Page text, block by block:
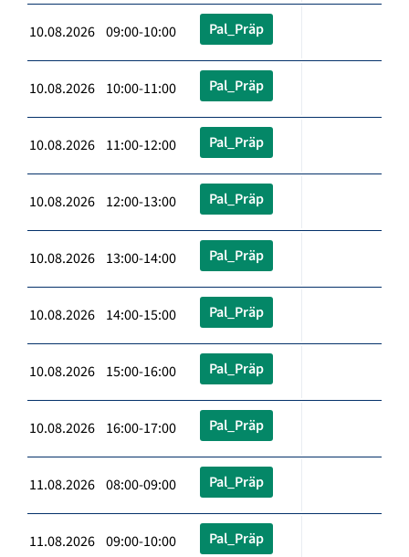
10.08.2026 09:00-10:00 Pal_Präp
10.08.2026 10:00-11:00 Pal_Präp
10.08.2026 11:00-12:00 Pal_Präp
10.08.2026 12:00-13:00 Pal_Präp
10.08.2026 13:00-14:00 Pal_Präp
10.08.2026 14:00-15:00 Pal_Präp
10.08.2026 15:00-16:00 Pal_Präp
10.08.2026 16:00-17:00 Pal_Präp
11.08.2026 08:00-09:00 Pal_Präp
11.08.2026 09:00-10:00 Pal_Präp